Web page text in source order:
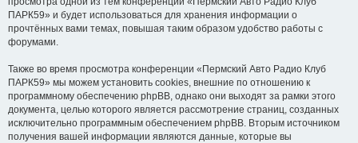
ПАРК59» и будет использоваться для хранения информации о
прочтённых вами темах, повышая таким образом удобство работы с
форумами.
Также во время просмотра конференции «Пермский Авто Радио Клуб
ПАРК59» мы можем установить cookies, внешние по отношению к
программному обеспечению phpBB, однако они выходят за рамки этого
документа, целью которого является рассмотрение страниц, созданных
исключительно программным обеспечением phpBB. Вторым источником
получения вашей информации являются данные, которые вы